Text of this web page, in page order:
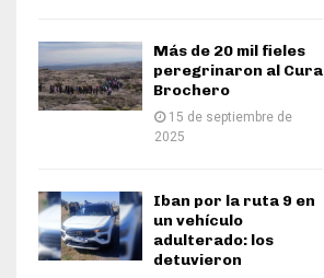
Más de 20 mil fieles
peregrinaron al Cura
Brochero
15 de septiembre de
2025
Iban por la ruta 9 en
un vehículo
adulterado: los
detuvieron